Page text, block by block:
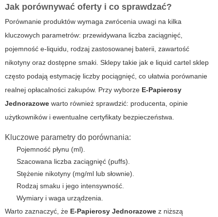
Jak porównywać oferty i co sprawdzać?
Porównanie produktów wymaga zwrócenia uwagi na kilka
kluczowych parametrów: przewidywana liczba zaciągnięć,
pojemność e-liquidu, rodzaj zastosowanej baterii, zawartość
nikotyny oraz dostępne smaki. Sklepy takie jak e liquid cartel sklep
często podają estymację liczby pociągnięć, co ułatwia porównanie
realnej opłacalności zakupów. Przy wyborze E-Papierosy
Jednorazowe warto również sprawdzić: producenta, opinie
użytkowników i ewentualne certyfikaty bezpieczeństwa.
Kluczowe parametry do porównania:
Pojemność płynu (ml).
Szacowana liczba zaciągnięć (puffs).
Stężenie nikotyny (mg/ml lub słownie).
Rodzaj smaku i jego intensywność.
Wymiary i waga urządzenia.
Warto zaznaczyć, że E-Papierosy Jednorazowe z niższą